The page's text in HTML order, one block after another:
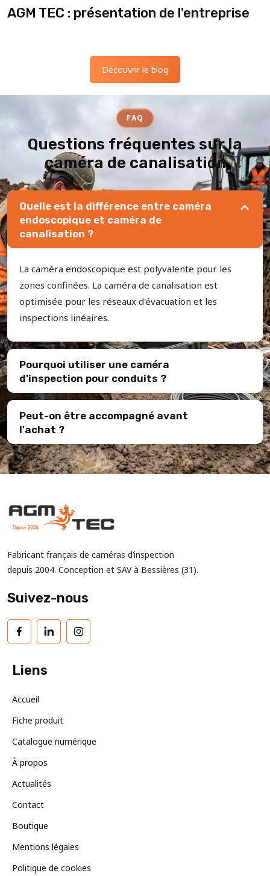
AGM TEC : présentation de l'entreprise
Découvrir le blog
FAQ
Questions fréquentes sur la
caméra de canalisation
Quelle est la différence entre caméra
endoscopique et caméra de
canalisation ?
La caméra endoscopique est polyvalente pour les
zones confinées. La caméra de canalisation est
optimisée pour les réseaux d'évacuation et les
inspections linéaires.
Pourquoi utiliser une caméra
d'inspection pour conduits ?
Peut-on être accompagné avant
l'achat ?
Fabricant français de caméras d’inspection
depuis 2004. Conception et SAV à Bessières (31).
Suivez-nous
FacebookLinkedIn
Liens
Accueil
Fiche produit
Catalogue numérique
À propos
Actualités
Contact
Boutique
Mentions légales
Politique de cookies